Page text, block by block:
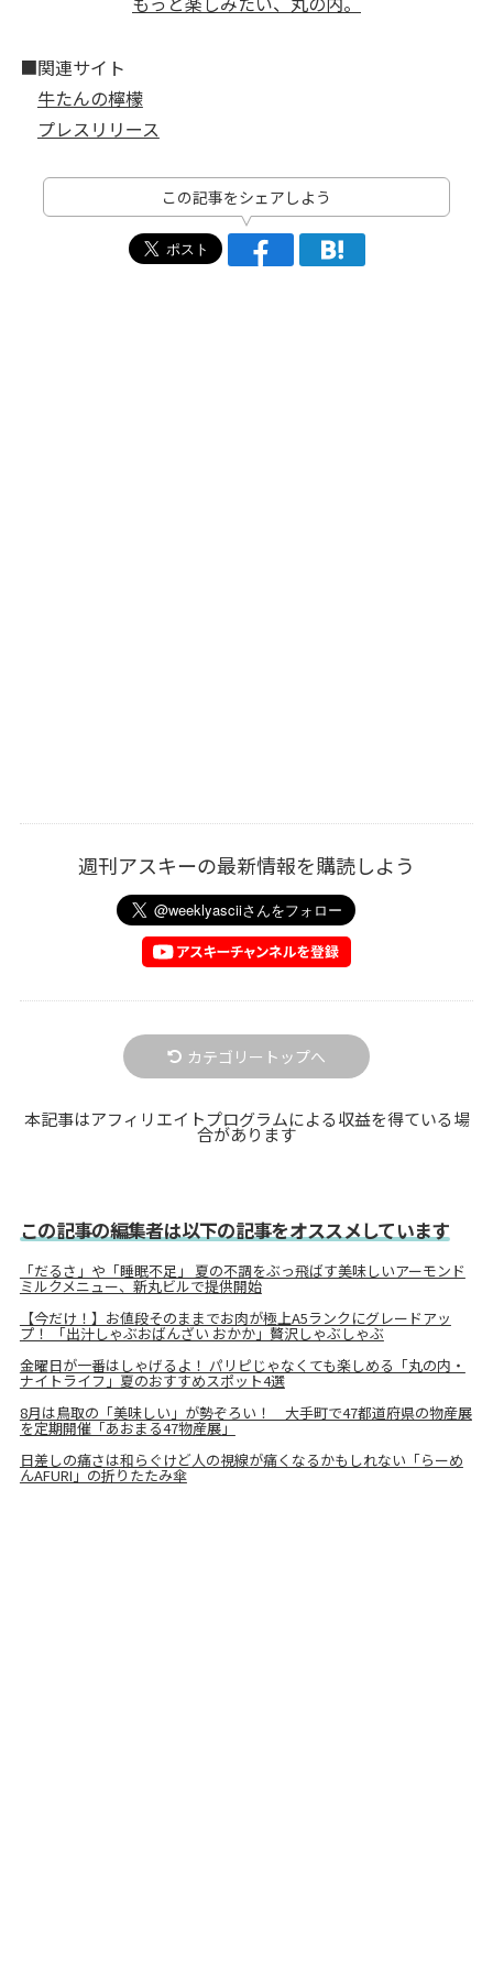
■関連サイト
牛たんの檸檬
プレスリリース
この記事をシェアしよう
週刊アスキーの最新情報を購読しよう
カテゴリートップへ
本記事はアフィリエイトプログラムによる収益を得ている場
合があります
この記事の編集者は以下の記事をオススメしています
「だるさ」や「睡眠不足」 夏の不調をぶっ飛ばす美味しいアーモンド
ミルクメニュー、新丸ビルで提供開始
【今だけ！】お値段そのままでお肉が極上A5ランクにグレードアッ
プ！ 「出汁しゃぶおばんざい おかか」贅沢しゃぶしゃぶ
金曜日が一番はしゃげるよ！ パリピじゃなくても楽しめる「丸の内・
ナイトライフ」夏のおすすめスポット4選
8月は鳥取の「美味しい」が勢ぞろい！ 大手町で47都道府県の物産展
を定期開催「あおまる47物産展」
日差しの痛さは和らぐけど人の視線が痛くなるかもしれない「らーめ
んAFURI」の折りたたみ傘